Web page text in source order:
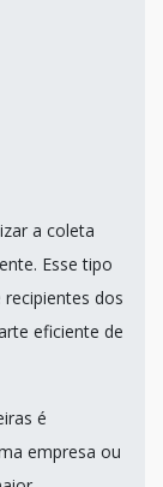
a coleta
Esse tipo
dos
eficiente de
é
empresa ou